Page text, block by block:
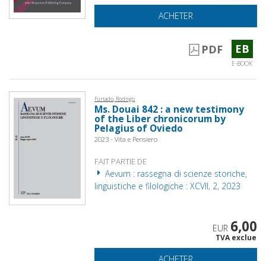
ACHETER
PDF EB
E-BOOK
Furtado, Rodrigo
Ms. Douai 842 : a new testimony
of the Liber chronicorum by
Pelagius of Oviedo
2023 - Vita e Pensiero
FAIT PARTIE DE
Aevum : rassegna di scienze storiche,
linguistiche e filologiche : XCVII, 2, 2023
EUR 6,00
TVA exclue
ACHETER